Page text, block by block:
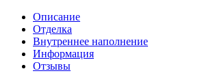
Описание
Отделка
Внутреннее наполнение
Информация
Отзывы